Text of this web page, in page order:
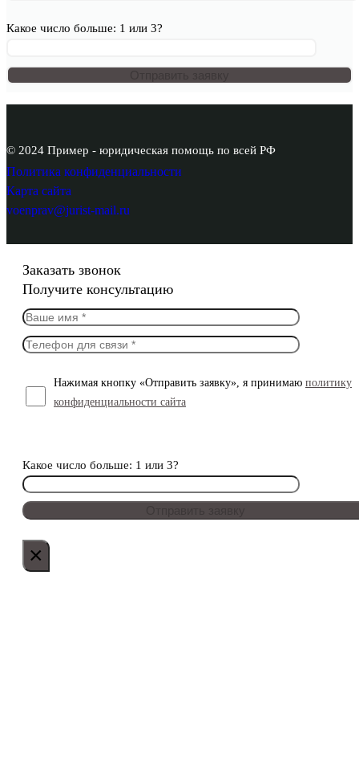
Какое число больше: 1 или 3?
© 2024 Пример - юридическая помощь по всей РФ
Политика конфиденциальности
Карта сайта
voenprav@jurist-mail.ru
Заказать звонок
Получите консультацию
Нажимая кнопку «Отправить заявку», я принимаю политику
конфиденциальности сайта
Какое число больше: 1 или 3?
×